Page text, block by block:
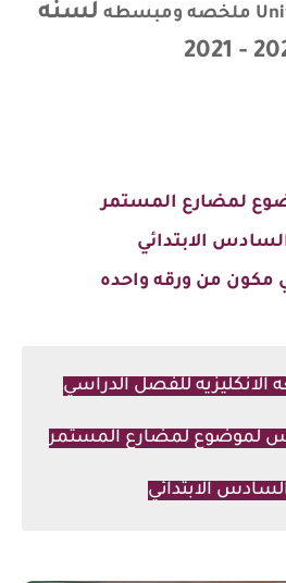
لسنه
2022 -
لمضارع المستمر
الابتدائي
مكون من ورقه واحده
الانكليزيه للفصل الدراسي
لموضوع لمضارع المستمر
الابتدائي